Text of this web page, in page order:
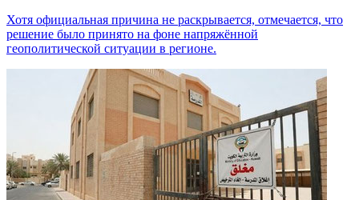
Хотя официальная причина не раскрывается, отмечается, что
решение было принято на фоне напряжённой
геополитической ситуации в регионе.